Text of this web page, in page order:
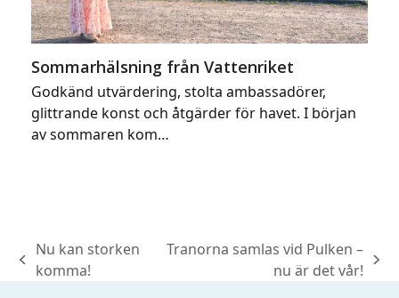
Sommarhälsning från Vattenriket
Godkänd utvärdering, stolta ambassadörer,
glittrande konst och åtgärder för havet. I början
av sommaren kom…
previous
Nu kan storken
komma!
Tranorna samlas vid Pulken –
nu är det vår!